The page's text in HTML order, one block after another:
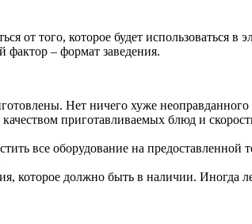
от того, которое будет использоваться в
– формат заведения.
Нет ничего хуже
приготавливаемых блюд и
все оборудование на предоставленной
которое должно быть в наличии. Иногда